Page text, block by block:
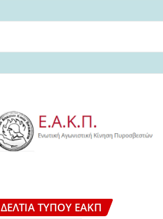
ΔΕΛΤΊΑ ΤΎΠΟΥ ΕΑΚΠ